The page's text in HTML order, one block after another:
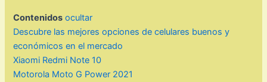
Contenidos ocultar
Descubre las mejores opciones de celulares buenos y
económicos en el mercado
Xiaomi Redmi Note 10
Motorola Moto G Power 2021